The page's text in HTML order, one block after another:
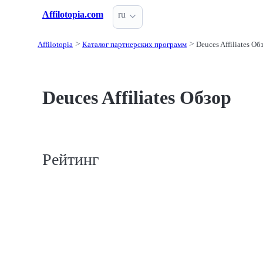
Affilotopia.com ru
Affilotopia Каталог партнерских программ Deuces Affiliates
Deuces Affiliates Обзор
Рейтинг